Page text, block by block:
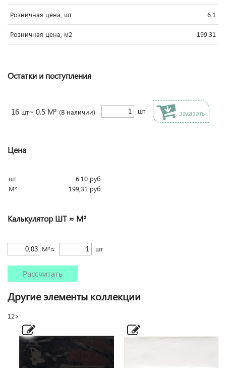
Розничная цена, шт 6.1
Розничная цена, м2 199.31
Остатки и поступления
16 шт~ 0.5 М² (В наличии) шт заказать
Цена
шт 6.10 руб.
М²
199,31 руб.
Калькулятор ШТ ≈ М²
М²≈ шт
Рассчитать
Другие элементы коллекции
12>